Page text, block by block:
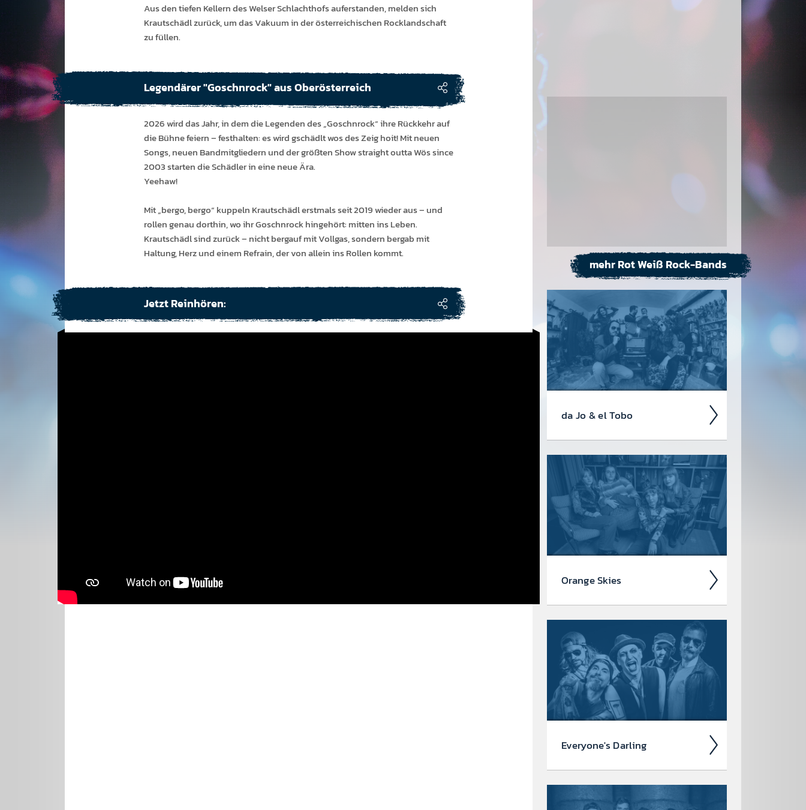
Aus den tiefen Kellern des Welser Schlach­thofs aufer­standen, melden sich
Kraut­schädl zurück, um das Vakuum in der öster­reich­isch­en Rock­land­schaft
zu füllen.
Legendärer "Goschnrock" aus Oberösterreich
2026 wird das Jahr, in dem die Legenden des „Goschnrock“ ihre Rückkehr auf
die Bühne feiern – festhalten: es wird gschädlt wos des Zeig hoit! Mit neuen
Songs, neuen Bandmitgliedern und der größten Show straight outta Wös since
2003 starten die Schädler in eine neue Ära.
Yeehaw!
Mit „bergo, bergo“ kuppeln Krautschädl erstmals seit 2019 wieder aus – und
rollen genau dorthin, wo ihr Goschnrock hingehört: mitten ins Leben.
Krautschädl sind zurück – nicht bergauf mit Vollgas, sondern bergab mit
Haltung, Herz und einem Refrain, der von allein ins Rollen kommt.
Jetzt Reinhören:
mehr Rot Weiß Rock-Bands
da Jo & el Tobo
Nach einigen Jahren als Solo­
künst­ler in­klusive zwei selbst­
produzi­erter Alben ent­schloss sich Jo
Gschw­eidl Anfang 2020 mit seinem
alten Schul­freund und...
Orange Skies
Orange Skies ist eine junge, rein
weib­liche Pop-/Rock-Band aus Wien,
Öster­reich. Ihr Sound ver­bindet den
klass­ischen Rock der 1970er-Jahre
mit modern­en...
Every­one's Darling
Every­one's Darling sind der
Musical-Dar­steller und Singer-Song­